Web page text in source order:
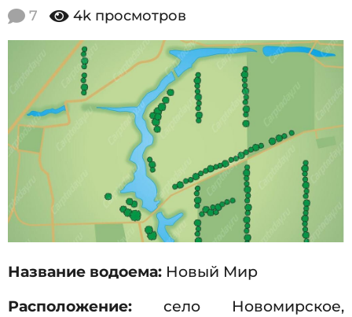
2
3
.
.
1
5
1
.
2
0
1
5
7 4k просмотров
Название водоема: Новый Мир
Расположение: село Новомирское,